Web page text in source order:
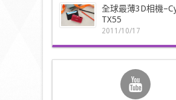
全球最薄3D相機
TX55
2011/10/17